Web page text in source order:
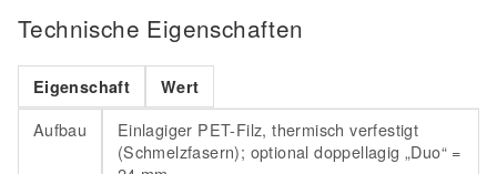
Technische Eigenschaften
Eigenschaft Wert
Aufbau
Einlagiger PET-Filz, thermisch verfestigt
(Schmelzfasern); optional doppellagig „Duo“ =